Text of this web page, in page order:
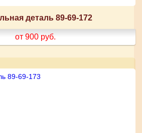
деталь 89-69-172
от 900 руб.